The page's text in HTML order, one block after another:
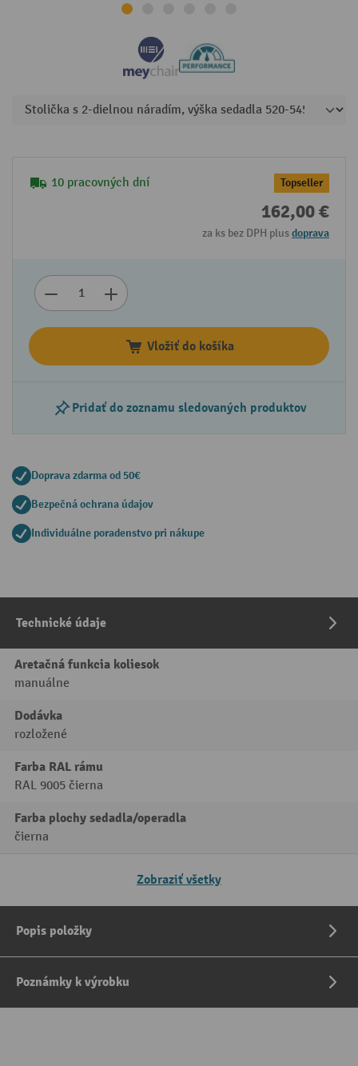
10 pracovných dní Topseller
162,00 €
za ks bez DPH plusdoprava
Vložiť do košíka
Pridať do zoznamu sledovaných produktov
Doprava zdarma od 50€
Bezpečná ochrana údajov
Individuálne poradenstvo pri nákupe
Technické údaje
Aretačná funkcia koliesok
manuálne
Dodávka
rozložené
Farba RAL rámu
RAL 9005 čierna
Farba plochy sedadla/operadla
čierna
Zobraziť všetky
Popis položky
Poznámky k výrobku